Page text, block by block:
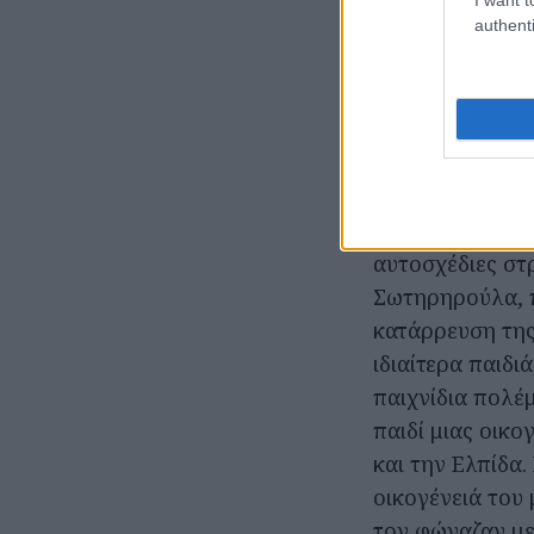
Το έργο
χτυπήσουν οι
συμμαθήτριά
αυτοσχέδιες
Σωτηρηρούλα,
κατάρρευση
ιδιαίτερα
παιχνίδια
παιδί μιας
και την
οικογένειά